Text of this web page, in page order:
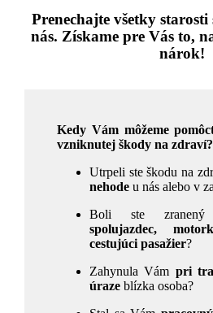
Prenechajte všetky
nás. Získame pre Vás to,
nárok!
Kedy Vám môžeme
vzniknutej škody na zdraví?
Utrpeli ste škodu na
nehode u nás alebo v
Boli ste
spolujazdec,
cestujúci pasažier?
Zahynula Vám pri
úraze blízka osoba?